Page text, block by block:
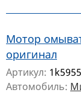
Мотор
оригинал
Артикул:
Автомобиль: